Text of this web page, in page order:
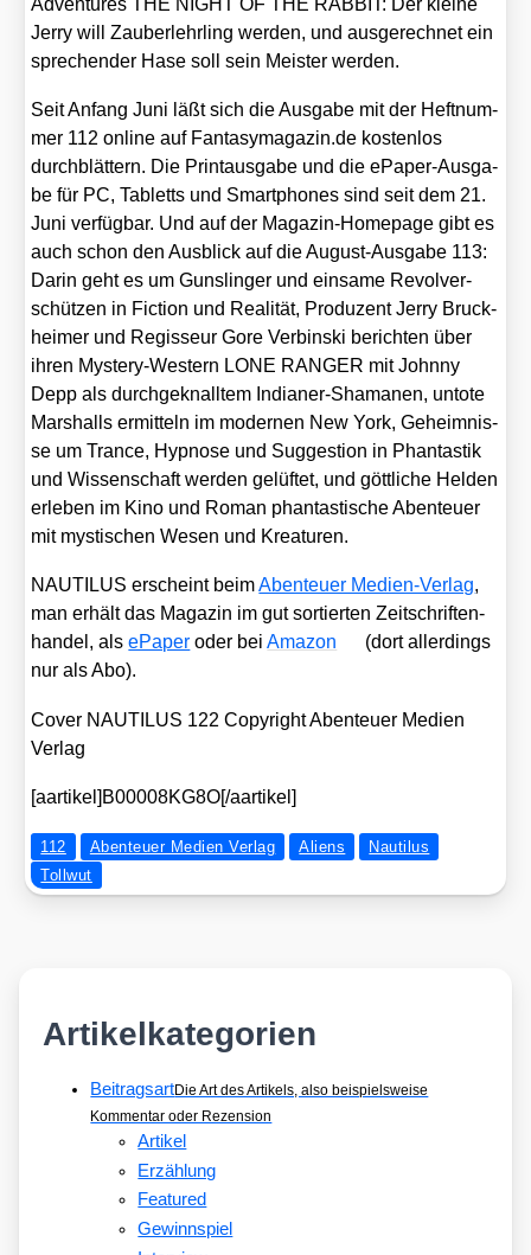
Adven­tures THE NIGHT OF THE RABBIT: Der klei­ne
Jer­ry will Zau­ber­lehr­ling wer­den, und aus­ge­rech­net ein
spre­chen­der Hase soll sein Meis­ter wer­den.
Seit Anfang Juni läßt sich die Aus­ga­be mit der Heft­num­
mer 112 online auf Fan​ta​sy​m​a​ga​zin​.de kos­ten­los
durch­blät­tern. Die Print­aus­ga­be und die ePa­per-Aus­ga­
be für PC, Tabletts und Smart­phones sind seit dem 21.
Juni ver­füg­bar. Und auf der Maga­zin-Home­page gibt es
auch schon den Aus­blick auf die August-Aus­ga­be 113:
Dar­in geht es um Guns­lin­ger und ein­sa­me Revol­ver­
schüt­zen in Fic­tion und Rea­li­tät, Pro­du­zent Jer­ry Bruck­
hei­mer und Regis­seur Gore Ver­bin­ski berich­ten über
ihren Mys­tery-Wes­tern LONE RANGER mit John­ny
Depp als durch­ge­knall­tem India­ner-Shama­nen, unto­te
Mar­shalls ermit­teln im moder­nen New York, Geheim­nis­
se um Trance, Hyp­no­se und Sug­ges­ti­on in Phan­tas­tik
und Wis­sen­schaft wer­den gelüf­tet, und gött­li­che Hel­den
erle­ben im Kino und Roman phan­tas­ti­sche Aben­teu­er
mit mys­ti­schen Wesen und Krea­tu­ren.
NAUTILUS erscheint beimAben­teu­er Medi­en-Ver­lag,
man erhält das Maga­zin im gut sor­tier­ten Zeit­schrif­ten­
han­del, alsePa­per oder beiAma­zon
(dort aller­dings
nur als Abo).
Cover NAUTILUS 122 Copy­right Aben­teu­er Medi­en
Ver­lag
[aartikel]B00008KG8O[/aartikel]
112 Abenteuer Medien Verlag Aliens
Nautilus
Tollwut
Artikelkategorien
BeitragsartDie Art des Artikels, also beispielsweise
Kommentar oder Rezension
Artikel
Erzählung
Featured
Gewinnspiel